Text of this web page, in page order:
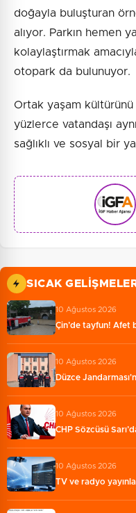
doğayla buluşturan
alıyor. Parkın hemen
kolaylaştırmak
otopark da bulunuyor.
Ortak yaşam
yüzlerce vatandaşı
sağlıklı ve sosyal bir
SICAK
10 Ağustos 2026
Çin’de tayfun! Afet
10 Ağustos 2026
Düzce
10 Ağustos 2026
CHP Sözcüsü
10 Ağustos 2026
TV ve radyo